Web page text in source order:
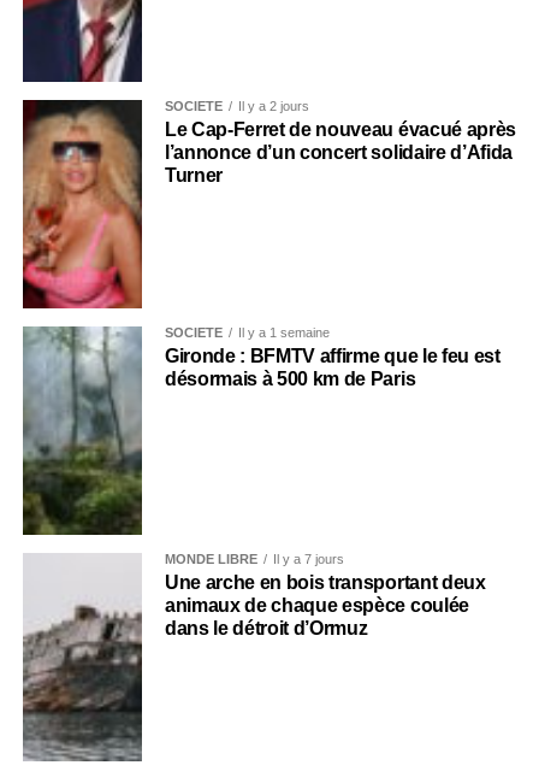
SOCIÉTÉ Il y a 2 jours
Le Cap-Ferret de nouveau évacué après
l’annonce d’un concert solidaire d’Afida
Turner
SOCIÉTÉ Il y a 1 semaine
Gironde : BFMTV affirme que le feu est
désormais à 500 km de Paris
MONDE LIBRE Il y a 7 jours
Une arche en bois transportant deux
animaux de chaque espèce coulée
dans le détroit d’Ormuz